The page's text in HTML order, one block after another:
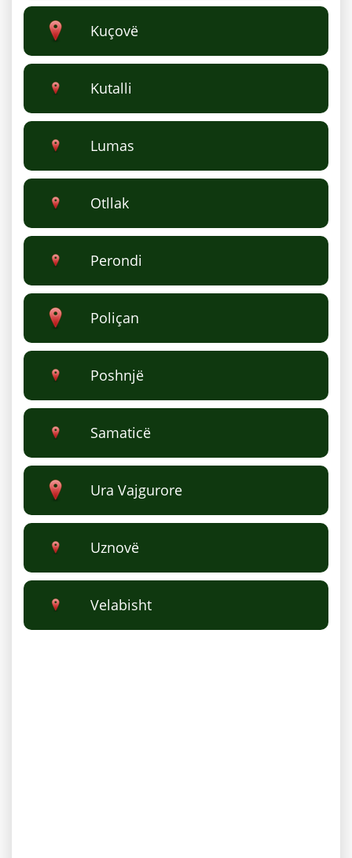
Kuçovë
Kutalli
Lumas
Otllak
Perondi
Poliçan
Poshnjë
Samaticë
Ura Vajgurore
Uznovë
Velabisht